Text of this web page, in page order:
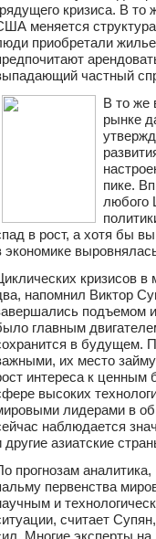
кризиса. В то
меняется
приобретали
частный
В то же
рынке
пике.
любого
в рост, а хотя бы
экономике
кризисов
напомнил Виктор
подъемом
главным
в будущем.
их место
интереса к ценным
высоких
лидерами в
наблюдается
другие азиатские
прогнозам
первенства
и
считает